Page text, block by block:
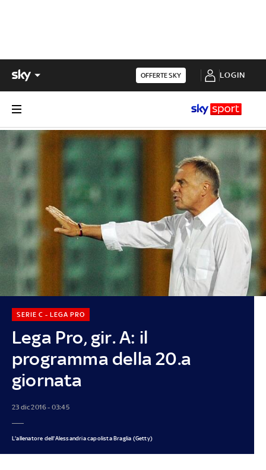
OFFERTE SKY LOGIN
Lega Pro, gir. A: il
programma della 20.a
giornata
SERIE C - LEGA PRO
23 dic 2016 - 03:45
L'allenatore dell'Alessandria capolista Braglia (Getty)